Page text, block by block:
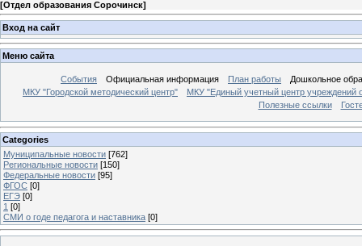
[Отдел образования Сорочинск]
Вход на сайт
Меню сайта
События Официальная информация План работы
Дошкольное
МКУ "Городской методический центр"
МКУ "Единый учетный центр учреждений
Полезные ссылки
Categories
Муниципальные новости [762]
Региональные новости [150]
Федеральные новости [95]
ФГОС [0]
ЕГЭ [0]
1 [0]
СМИ о годе педагога и наставника [0]